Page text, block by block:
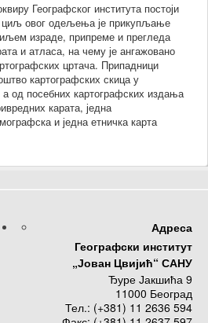
Географског института постоји
циљ овог одељења је прикупљање
израде, припреме и прегледа
и атласа, на чему је ангажовано
цртача. Припадници
картографских скица у
од посебних картографских издања
карата, једна
и једна етничка карта
Адреса
Географски институт
„Јован Цвијић“ САНУ
Ђуре Јакшића 9
11000 Београд
Тел.: (+381) 11 2636 594